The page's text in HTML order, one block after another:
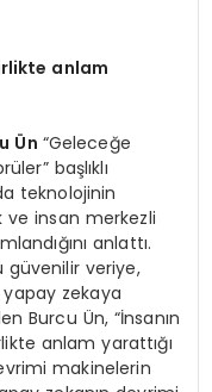
anlam
Ün “Geleceğe
başlıklı
teknolojinin
ve insan merkezli
anlattı.
güvenilir veriye,
zekaya
Burcu Ün, “İnsanın
anlam yarattığı
makinelerin